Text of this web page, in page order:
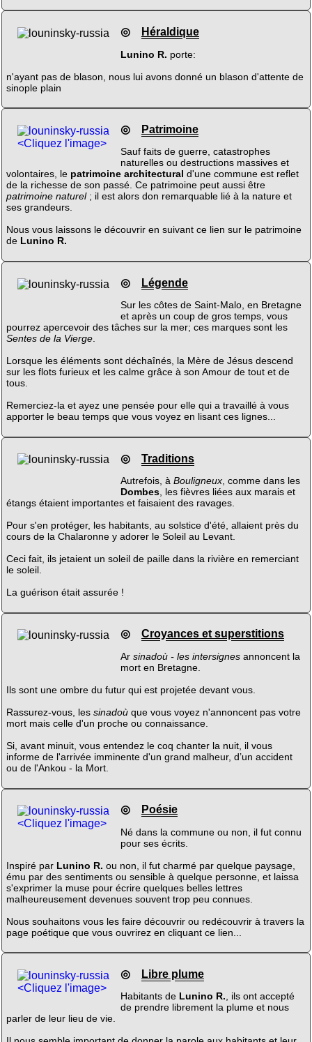
◎ Héraldique
Lunino R. porte:
n'ayant pas de blason, nous lui avons donné un blason d'attente de
sinople plain
<Cliquez l'image>
◎ Patrimoine
Sauf faits de guerre, catastrophes
naturelles ou destructions massives et
volontaires, le patrimoine architectural d'une commune est reflet
de la richesse de son passé. Ce patrimoine peut aussi être
patrimoine naturel; il est alors don remarquable lié à la nature et
ses grandeurs.
Nous vous laissons le découvrir en suivant ce lien sur le patrimoine
de Lunino R.
◎ Légende
Sur les côtes de Saint-Malo, en Bretagne
et après un coup de gros temps, vous
pourrez apercevoir des tâches sur la mer; ces marques sont les
Sentes de la Vierge.
Lorsque les éléments sont déchaînés, la Mère de Jésus descend
sur les flots furieux et les calme grâce à son Amour de tout et de
tous.
Remerciez-la et ayez une pensée pour elle qui a travaillé à vous
apporter le beau temps que vous voyez en lisant ces lignes...
◎ Traditions
Autrefois, à Bouligneux, comme dans les
Dombes, les fièvres liées aux marais et
étangs étaient importantes et faisaient des ravages.
Pour s'en protéger, les habitants, au solstice d'été, allaient près du
cours de la Chalaronne y adorer le Soleil au Levant.
Ceci fait, ils jetaient un soleil de paille dans la rivière en remerciant
le soleil.
La guérison était assurée !
◎ Croyances et superstitions
Ar sinadoù - les intersignesannoncent la
mort en Bretagne.
Ils sont une ombre du futur qui est projetée devant vous.
Rassurez-vous, les sinadoùque vous voyez n'annoncent pas votre
mort mais celle d'un proche ou connaissance.
Si, avant minuit, vous entendez le coq chanter la nuit, il vous
informe de l'arrivée imminente d'un grand malheur, d’un accident
ou de l'Ankou - la Mort.
<Cliquez l'image>
◎ Poésie
Né dans la commune ou non, il fut connu
pour ses écrits.
Inspiré par Lunino R. ou non, il fut charmé par quelque paysage,
ému par des sentiments ou sensible à quelque personne, et laissa
s'exprimer la muse pour écrire quelques belles lettres
malheureusement devenues souvent trop peu connues.
Nous souhaitons vous les faire découvrir ou redécouvrir à travers la
page poétique que vous ouvrirez en cliquant ce lien...
<Cliquez l'image>
◎ Libre plume
Habitants de Lunino R., ils ont accepté
de prendre librement la plume et nous
parler de leur lieu de vie.